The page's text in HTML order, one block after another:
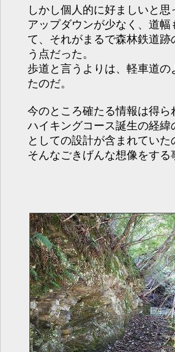
しかし個人的に好ましいと
アップダウンが少なく、道幅
て、それがまるで森林鉄道跡
う点だった。
歩道と言うよりは、軽車道の
たのだ。
今のところ確たる情報は得ら
ハイキングコース誕生の経緯
としての設計が含まれていた
そんなごきげんな想像をする